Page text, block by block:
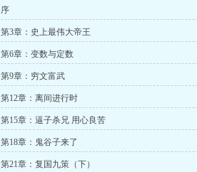
序
第3章：史上最伟大帝王
第6章：变数与定数
第9章：穷文富武
第12章：离间进行时
第15章：逼子杀兄 用心良苦
第18章：鬼谷子来了
第21章：复国九策（下）